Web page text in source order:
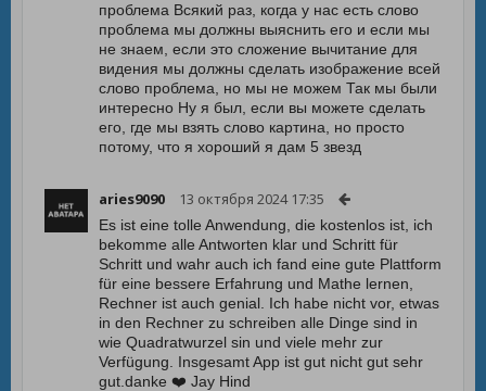
проблема Всякий раз, когда у нас есть слово
проблема мы должны выяснить его и если мы
не знаем, если это сложение вычитание для
видения мы должны сделать изображение всей
слово проблема, но мы не можем Так мы были
интересно Ну я был, если вы можете сделать
его, где мы взять слово картина, но просто
потому, что я хороший я дам 5 звезд
aries9090 13 октября 2024 17:35
Es ist eine tolle Anwendung, die kostenlos ist, ich
bekomme alle Antworten klar und Schritt für
Schritt und wahr auch ich fand eine gute Plattform
für eine bessere Erfahrung und Mathe lernen,
Rechner ist auch genial. Ich habe nicht vor, etwas
in den Rechner zu schreiben alle Dinge sind in
wie Quadratwurzel sin und viele mehr zur
Verfügung. Insgesamt App ist gut nicht gut sehr
gut.danke ❤️ Jay Hind